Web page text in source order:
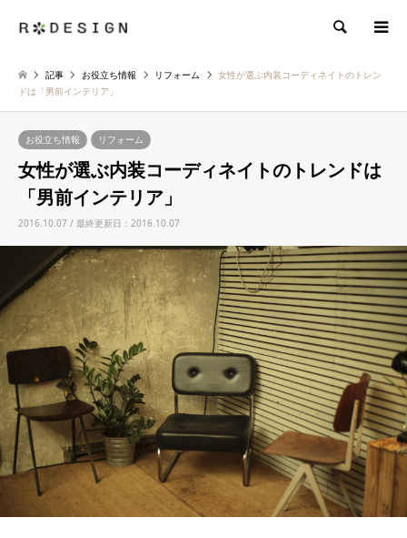
検索
記事 お役立ち情報 リフォーム
女性が選ぶ内装コーディネイトのトレン
ドは「男前インテリア」
お役立ち情報 リフォーム
女性が選ぶ内装コーディネイトのトレンドは
「男前インテリア」
2016.10.07 / 最終更新日：2016.10.07